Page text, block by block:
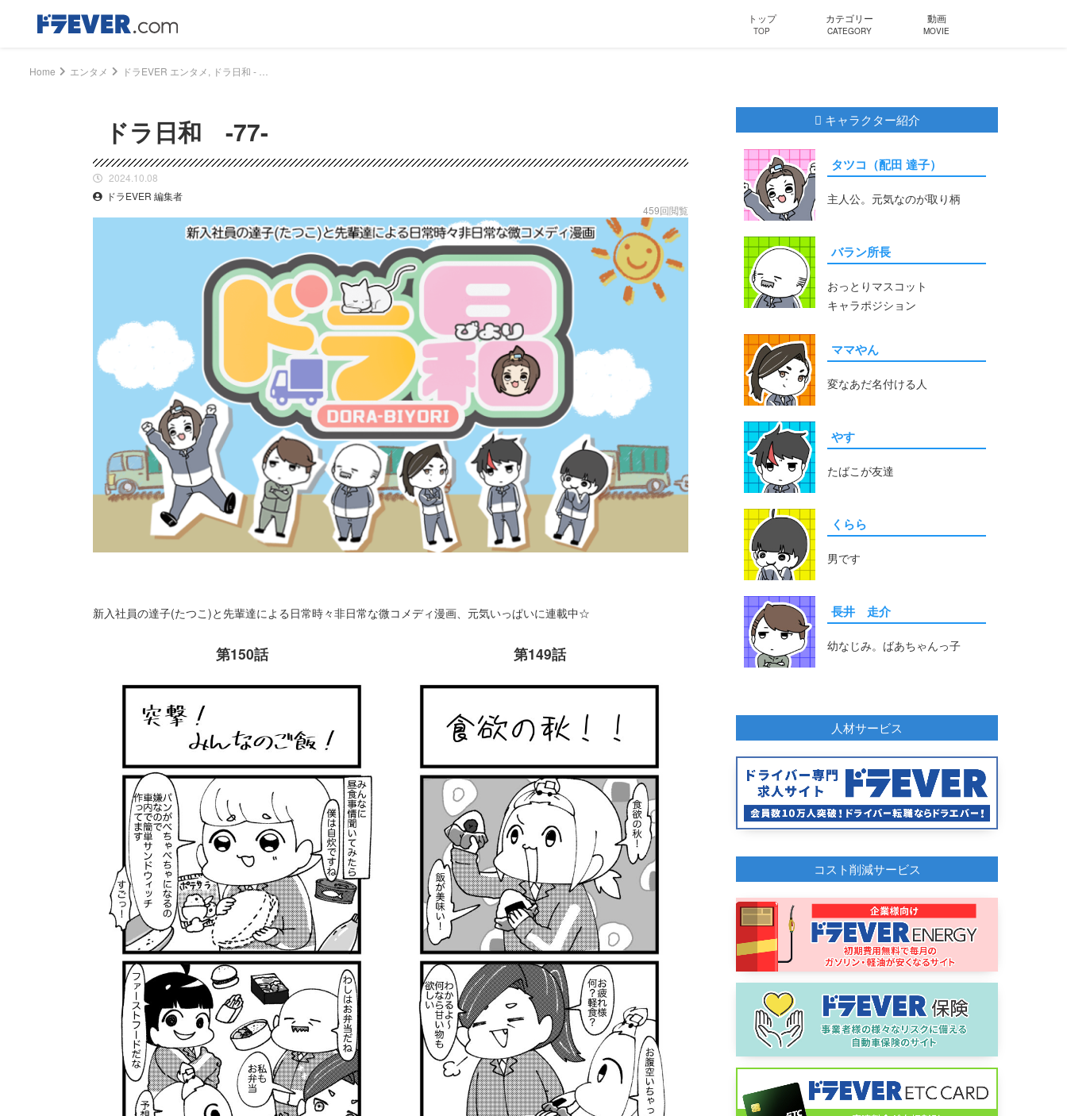
トップ
TOP
カテゴリー
CATEGORY
動画
MOVIE
Home エンタメ
ドラ日和 -77-
2024.10.08
ドラEVER 編集者
459回閲覧
新入社員の達子(たつこ)と先輩達による日常時々非日常な微コメディ漫画、元気いっぱいに連載中☆
第149話
第150話
キャラクター紹介
タツコ（配田 達子）
主人公。元気なのが取り柄
バラン所長
おっとりマスコット
キャラポジション
ママやん
変なあだ名付ける人
やす
たばこが友達
くらら
男です
長井 走介
幼なじみ。ばあちゃんっ子
人材サービス
コスト削減サービス